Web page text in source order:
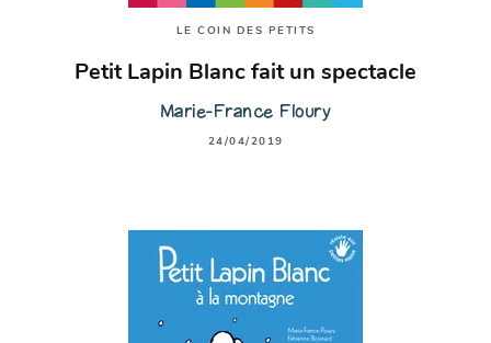
LE COIN DES PETITS
Petit Lapin Blanc fait un spectacle
Marie-France Floury
24/04/2019